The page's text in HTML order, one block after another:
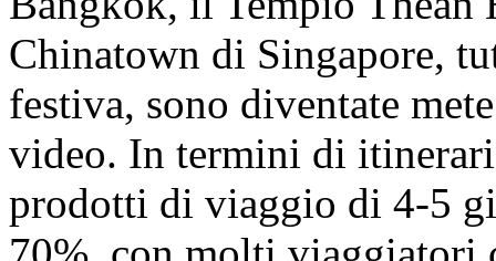
Chinatown di Singapore,
festiva, sono diventate
video. In termini di
prodotti di viaggio di 4-5